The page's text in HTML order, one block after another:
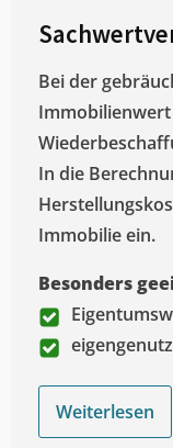
Bei der
In die
Immobilie ein.
Besonders
Weiterlesen